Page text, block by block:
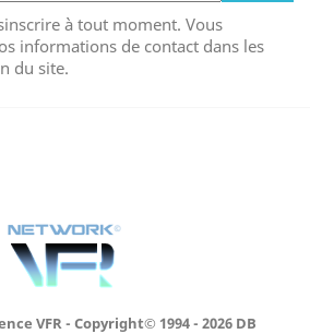
à tout moment. Vous
informations de contact dans les
du site.
VFR - Copyright© 1994 - 2026 DB